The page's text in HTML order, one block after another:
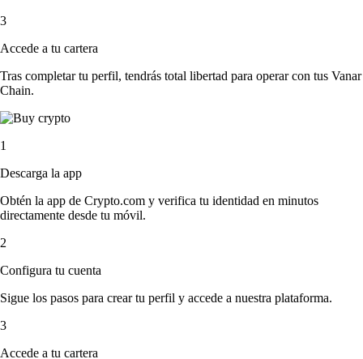
3
Accede a tu cartera
Tras completar tu perfil, tendrás total libertad para operar con tus Vanar
Chain.
1
Descarga la app
Obtén la app de Crypto.com y verifica tu identidad en minutos
directamente desde tu móvil.
2
Configura tu cuenta
Sigue los pasos para crear tu perfil y accede a nuestra plataforma.
3
Accede a tu cartera